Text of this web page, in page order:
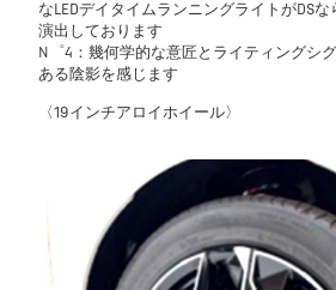
なLEDデイタイムランニングライトがDS
演出しております
N゜4：幾何学的な意匠とライティングシ
ある陰影を感じます
〈19インチアロイホイール〉